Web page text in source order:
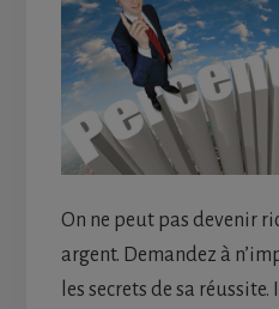
On ne peut pas devenir
argent. Demandez à
les secrets de sa